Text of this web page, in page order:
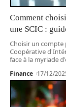
Comment
une SCIC :
Choisir un compte
Coopérative
face à la myriade
Finance 17/12/